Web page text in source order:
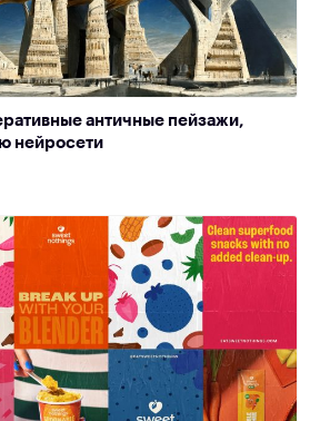
античные пейзажи,
нейросети